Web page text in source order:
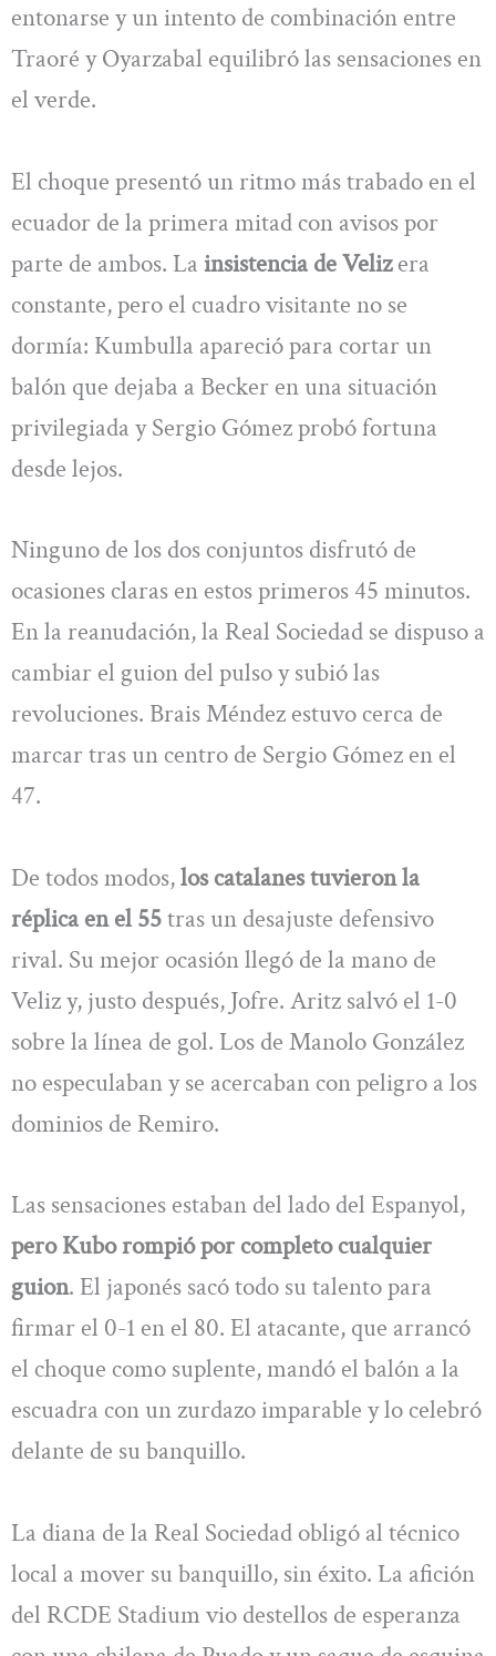
entonarse y un intento de combinación entre
Traoré y Oyarzabal equilibró las sensaciones en
el verde.
El choque presentó un ritmo más trabado en el
ecuador de la primera mitad con avisos por
parte de ambos. La insistencia de Velizera
constante, pero el cuadro visitante no se
dormía: Kumbulla apareció para cortar un
balón que dejaba a Becker en una situación
privilegiada y Sergio Gómez probó fortuna
desde lejos.
Ninguno de los dos conjuntos disfrutó de
ocasiones claras en estos primeros 45 minutos.
En la reanudación, la Real Sociedad se dispuso a
cambiar el guion del pulso y subió las
revoluciones. Brais Méndez estuvo cerca de
marcar tras un centro de Sergio Gómez en el
47.
De todos modos,los catalanes tuvieron la
réplica en el 55tras un desajuste defensivo
rival. Su mejor ocasión llegó de la mano de
Veliz y, justo después, Jofre. Aritz salvó el 1-0
sobre la línea de gol. Los de Manolo González
no especulaban y se acercaban con peligro a los
dominios de Remiro.
Las sensaciones estaban del lado del Espanyol,
pero Kubo rompió por completo cualquier
guion. El japonés sacó todo su talento para
firmar el 0-1 en el 80. El atacante, que arrancó
el choque como suplente, mandó el balón a la
escuadra con un zurdazo imparable y lo celebró
delante de su banquillo.
La diana de la Real Sociedad obligó al técnico
local a mover su banquillo, sin éxito. La afición
del RCDE Stadium vio destellos de esperanza